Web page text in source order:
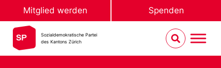
Mitglied werden Spenden
Sozialdemokratische Partei
des Kantons Zürich